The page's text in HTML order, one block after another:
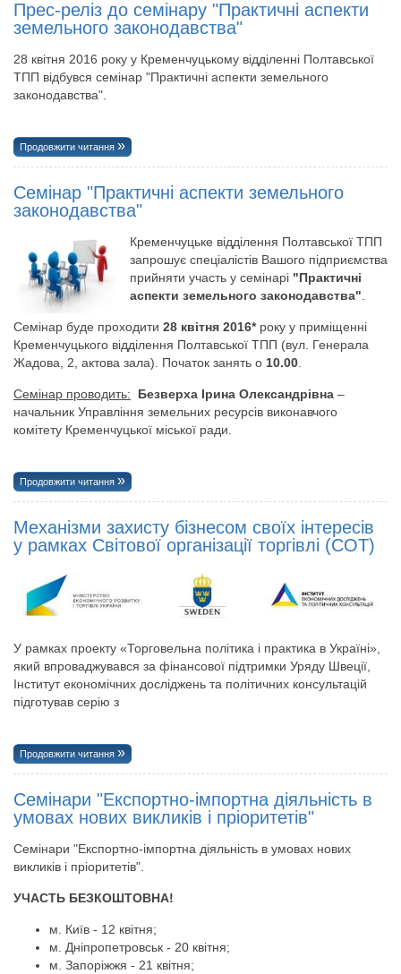
Прес-реліз до семінару "Практичні аспекти
земельного законодавства"
28 квітня 2016 року у Кременчуцькому відділенні Полтавської
ТПП відбувся семінар "Практичні аспекти земельного
законодавства".
Продовжити читання
Семінар "Практичні аспекти земельного
законодавства"
Кременчуцьке відділення Полтавської ТПП
запрошує спеціалістів Вашого підприємства
прийняти участь у семінарі "Практичні
аспекти земельного законодавства"
Семінар буде проходити 28 квітня 2016*року у приміщенні
Кременчуцького відділення Полтавської ТПП (вул. Генерала
Жадова, 2, актова зала). Початок занять о 10.00
Семінар проводить: Безверха Ірина Олександрівна –
начальник Управління земельних ресурсів виконавчого
комітету Кременчуцької міської ради.
Продовжити читання
Механізми захисту бізнесом своїх інтересів
у рамках Світової організації торгівлі (СОТ)
У рамках проекту «Торговельна політика і практика в Україні»,
який впроваджувався за фінансової підтримки Уряду Швеції,
Інститут економічних досліджень та політичних консультацій
підготував серію з
Продовжити читання
Семінари "Експортно-імпортна діяльність в
умовах нових викликів і пріоритетів"
Семінари "Експортно-імпортна діяльність в умовах нових
викликів і пріоритетів".
УЧАСТЬ БЕЗКОШТОВНА!
м. Київ - 12 квітня;
м. Дніпропетровськ - 20 квітня;
м. Запоріжжя - 21 квітня;